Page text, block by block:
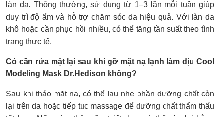
làn da. Thông thường, sử dụng từ 1–3 lần mỗi tuần giúp
duy trì độ ẩm và hỗ trợ chăm sóc da hiệu quả. Với làn da
khô hoặc cần phục hồi nhiều, có thể tăng tần suất theo tình
trạng thực tế.
Có cần rửa mặt lại sau khi gỡ mặt nạ lạnh làm dịu Cool
Modeling Mask Dr.Hedison không?
Sau khi tháo mặt nạ, có thể lau nhẹ phần dưỡng chất còn
lại trên da hoặc tiếp tục massage để dưỡng chất thẩm thấu